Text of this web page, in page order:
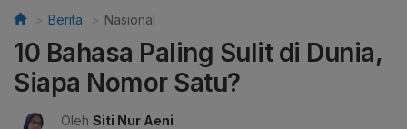
Berita Nasional
10 Bahasa Paling Sulit di Dunia,
Siapa Nomor Satu?
Oleh Siti Nur Aeni